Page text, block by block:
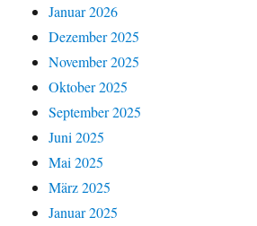
Januar 2026
Dezember 2025
November 2025
Oktober 2025
September 2025
Juni 2025
Mai 2025
März 2025
Januar 2025